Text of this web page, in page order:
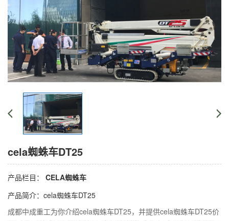
cela蜘蛛车DT25
产品栏目： CELA蜘蛛车
产品简介：cela蜘蛛车DT25
成都中成重工为你介绍cela蜘蛛车DT25，并提供cela蜘蛛车DT25价